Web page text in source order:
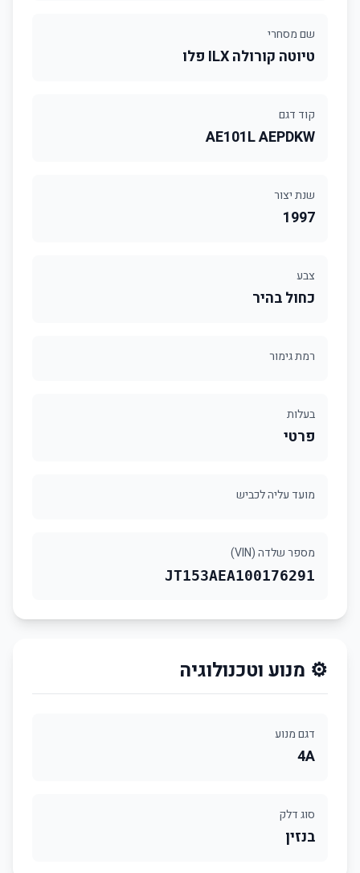
שם מסחרי
טיוטה קורולה ILX פלו
קוד דגם
AE101L AEPDKW
שנת יצור
1997
צבע
כחול בהיר
רמת גימור
בעלות
פרטי
מועד עליה לכביש
מספר שלדה (VIN)
JT153AEA100176291
⚙️ מנוע וטכנולוגיה
דגם מנוע
4A
סוג דלק
בנזין